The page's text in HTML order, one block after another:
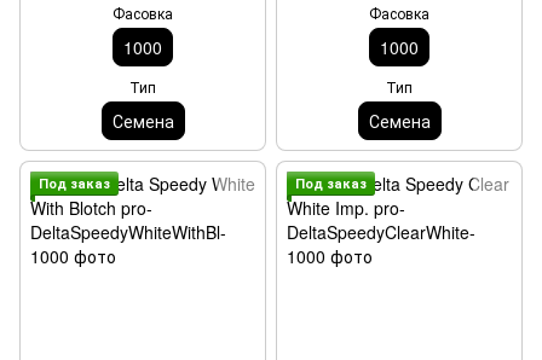
Фасовка
1000
Тип
Семена
Фасовка
1000
Тип
Семена
Под заказ Под заказ